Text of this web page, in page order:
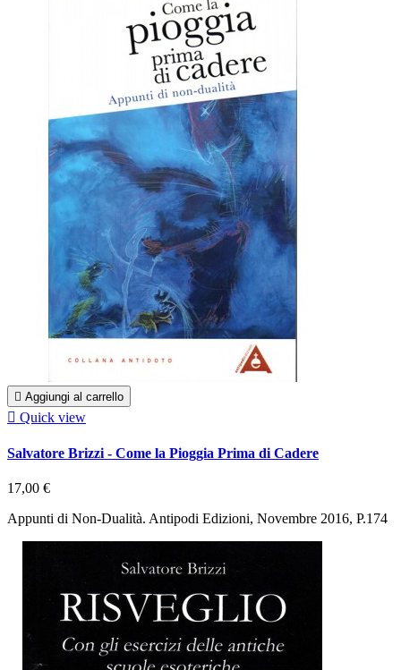
 Aggiungi al carrello
 Quick view
Salvatore Brizzi - Come la Pioggia Prima di Cadere
17,00 €
Appunti di Non-Dualità. Antipodi Edizioni, Novembre 2016, P.174